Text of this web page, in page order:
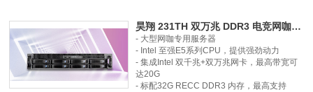
昊翔 231TH 双万兆 DDR3 电竞网咖服务器
- 大型网咖专用服务器
- Intel 至强E5系列CPU，提供强劲动力
- 集成Intel 双千兆+双万兆网卡，最高带宽可
达20G
- 标配32G RECC DDR3 内存，最高支持